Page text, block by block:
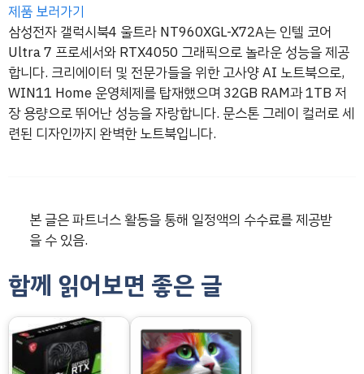
제품 보러가기
삼성전자 갤럭시북4 울트라 NT960XGL-X72A는 인텔 코어
Ultra 7 프로세서와 RTX4050 그래픽으로 놀라운 성능을 제공
합니다. 크리에이터 및 전문가들을 위한 고사양 AI 노트북으로,
WIN11 Home 운영체제를 탑재했으며 32GB RAM과 1TB 저
장 용량으로 뛰어난 성능을 자랑합니다. 문스톤 그레이 컬러로 세
련된 디자인까지 완벽한 노트북입니다.
본 글은 파트너스 활동을 통해 일정액의 수수료를 제공받
을 수 있음.
함께 읽어보면 좋은 글